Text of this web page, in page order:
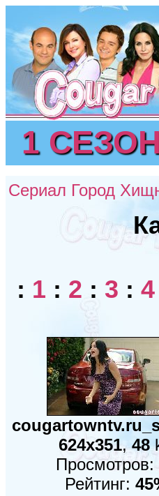
1
Сериал Город
: 1 : 2 : 3 : 4
624x351,48
Просмотров:
Рейтинг: